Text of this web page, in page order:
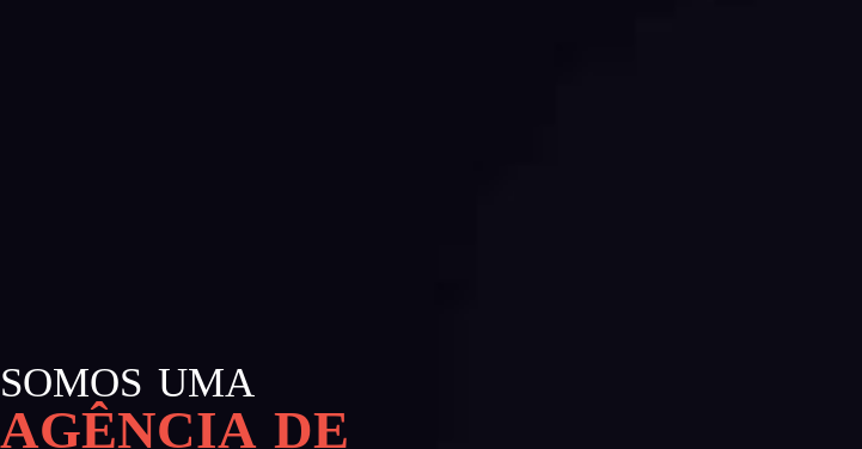
SOMOS UMA
AGÊNCIA DE